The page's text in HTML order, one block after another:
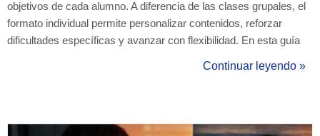
objetivos de cada alumno. A diferencia de las clases grupales, el
formato individual permite personalizar contenidos, reforzar
dificultades específicas y avanzar con flexibilidad. En esta guía
organizar contenidos y mantener la motivación de un estudiante
Continuar leyendo »